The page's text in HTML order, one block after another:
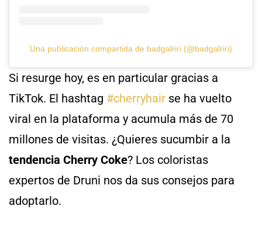
Una publicación compartida de badgalriri (@badgalriri)
Si resurge hoy, es en particular gracias a
TikTok. El hashtag #cherryhair se ha vuelto
viral en la plataforma y acumula más de 70
millones de visitas. ¿Quieres sucumbir a la
tendencia Cherry Coke? Los coloristas
expertos de Druni nos da sus consejos para
adoptarlo.